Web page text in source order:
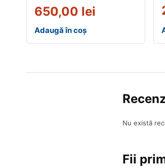
650,00 lei
Adaugă în coș
Nu există
Fii